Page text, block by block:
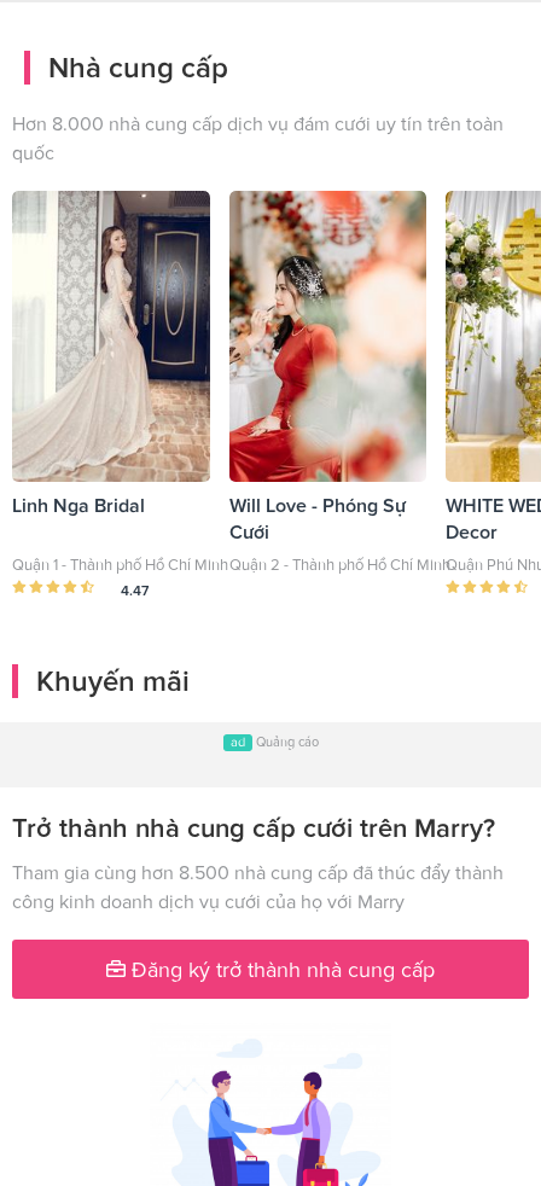
Nhà cung cấp
Hơn 8.000 nhà cung cấp dịch vụ đám cưới uy tín trên toàn
quốc
Linh Nga Bridal
Quận 1 - Thành phố Hồ Chí Minh
4.47
Will Love - Phóng Sự
Cưới
Quận 2 - Thành phố Hồ Chí Minh
WHITE
Decor
Quận Phú
Khuyến mãi
ad Quảng cáo
Trở thành nhà cung cấp cưới trên Marry?
Tham gia cùng hơn 8.500 nhà cung cấp đã thúc đẩy thành
công kinh doanh dịch vụ cưới của họ với Marry
Đăng ký trở thành nhà cung cấp